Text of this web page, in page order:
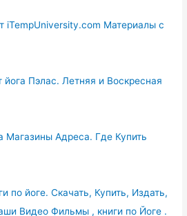
iTempUniversity.com Материалы с
йога Пэлас. Летняя и Воскресная
Магазины Адреса. Где Купить
по йоге. Скачать, Купить, Издать,
Видео Фильмы , книги по Йоге .